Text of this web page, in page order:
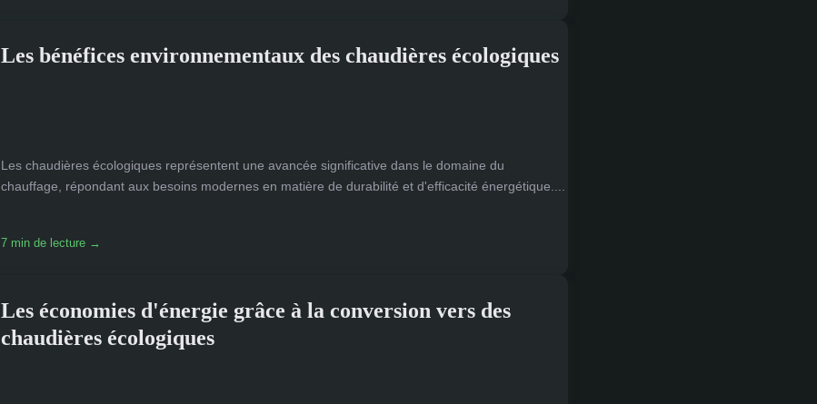
Les bénéfices environnementaux des chaudières écologiques
Les chaudières écologiques représentent une avancée significative dans le domaine du
chauffage, répondant aux besoins modernes en matière de durabilité et d'efficacité énergétique....
7 min de lecture →
Les économies d'énergie grâce à la conversion vers des
chaudières écologiques